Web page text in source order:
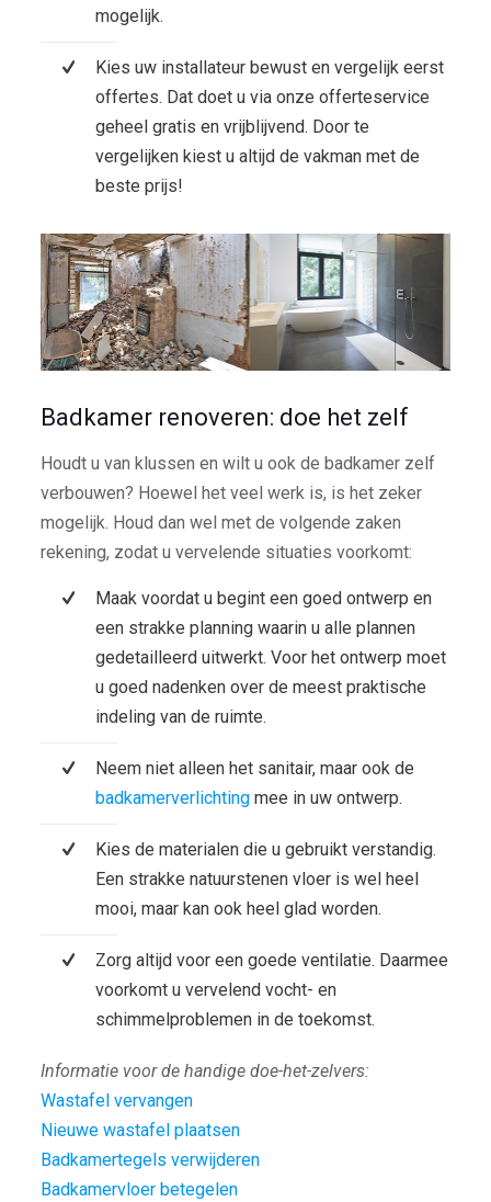
mogelijk.
Kies uw installateur bewust en vergelijk eerst
offertes. Dat doet u via onze offerteservice
geheel gratis en vrijblijvend. Door te
vergelijken kiest u altijd de vakman met de
beste prijs!
Badkamer renoveren: doe het zelf
Houdt u van klussen en wilt u ook de badkamer zelf
verbouwen? Hoewel het veel werk is, is het zeker
mogelijk. Houd dan wel met de volgende zaken
rekening, zodat u vervelende situaties voorkomt:
Maak voordat u begint een goed ontwerp en
een strakke planning waarin u alle plannen
gedetailleerd uitwerkt. Voor het ontwerp moet
u goed nadenken over de meest praktische
indeling van de ruimte.
Neem niet alleen het sanitair, maar ook de
badkamerverlichtingmee in uw ontwerp.
Kies de materialen die u gebruikt verstandig.
Een strakke natuurstenen vloer is wel heel
mooi, maar kan ook heel glad worden.
Zorg altijd voor een goede ventilatie. Daarmee
voorkomt u vervelend vocht- en
schimmelproblemen in de toekomst.
Informatie voor de handige doe-het-zelvers:
Wastafel vervangen
Nieuwe wastafel plaatsen
Badkamertegels verwijderen
Badkamervloer betegelen